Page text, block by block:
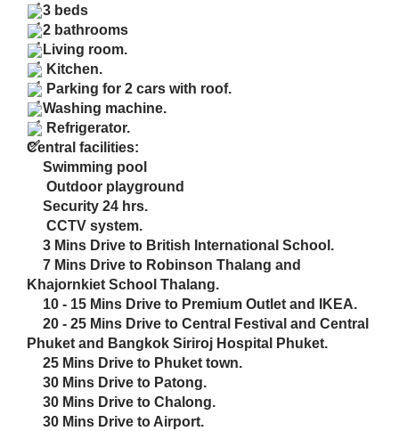
Washing machine.
Refrigerator.
Central facilities:
Swimming pool
Outdoor playground
Security 24 hrs.
CCTV system.
3 Mins Drive to British International School.
7 Mins Drive to Robinson Thalang and
Khajornkiet School Thalang.
10 - 15 Mins Drive to Premium Outlet and IKEA.
20 - 25 Mins Drive to Central Festival and Central
Phuket and Bangkok Siriroj Hospital Phuket.
25 Mins Drive to Phuket town.
30 Mins Drive to Patong.
30 Mins Drive to Chalong.
30 Mins Drive to Airport.
คลับเฮ้าท์
สระว่ายน้ำ